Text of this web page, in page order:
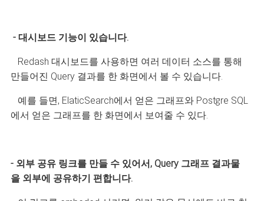
- 대시보드 기능이 있습니다.
Redash 대시보드를 사용하면 여러 데이터 소스를 통해
만들어진 Query 결과를 한 화면에서 볼 수 있습니다.
예를 들면, ElaticSearch에서 얻은 그래프와 Postgre SQL
에서 얻은 그래프를 한 화면에서 보여줄 수 있다.
- 외부 공유 링크를 만들 수 있어서, Query 그래프 결과물
을 외부에 공유하기 편합니다.